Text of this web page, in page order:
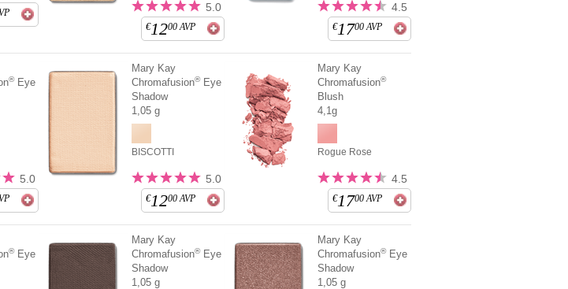
5.0
€1200 AVP
4.5
€1700 AVP
®Eye
5.0
Mary Kay
Chromafusion®Eye
Shadow
1,05 g
BISCOTTI
5.0
€1200 AVP
Mary Kay
Chromafusion®
Blush
4,1g
Rogue Rose
4.5
€1700 AVP
®Eye
Mary Kay
Chromafusion®Eye
Shadow
1,05 g
Mary Kay
Chromafusion®Eye
Shadow
1,05 g